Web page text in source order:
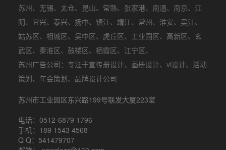
苏州、 无锡、 太仓、 昆山、 常熟、 张家港、 南通、 南京、 江
阴、 宜兴、 泰兴、 扬中、 镇江、 靖江、 常州、 淮安、 吴江、
姑苏区、 相城区、 吴中区、 虎丘区、 工业园区、 高新区、 玄
武区、 秦淮区、 鼓楼区、 栖霞区、 江宁区、
苏州广告公司：专注于宣传册设计、 画册设计、 vi设计、 活动
策划、 年会策划、品牌设计公司
苏州市工业园区东兴路199号联发大厦223室
电话：0512-6879 1796
手机：189 1543 4568
Q Q：541479707